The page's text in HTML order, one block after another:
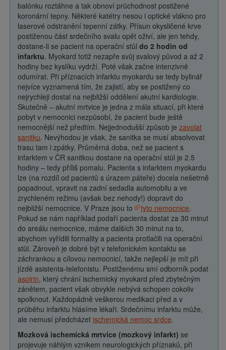
balónku roztáhne a tak obnoví průchodnost postižené
koronární tepny. Některé katétry nesou i optické vlákno pro
laserové odstranění tepenní zátky. Přísun okysličené krve
postiženou část srdečního svalu opět oživí, ale jen tehdy,
dostane-li se pacient na operační stůl do 2 hodin od
infarktu. Myokard totiž nezapře svůj svalový původ a až 2
hodiny bez kyslíku vydrží. Poté však začne intenzivně
odumírat. Při příznacích infarktu myokardu se tedy bylinář
nejvíce vyznamená tím, že zajistí, aby se postižený co
nejrychleji dostal na nejbližší oddělení akutní kardiologie.
Skutečně – akutní mrtvice je jedna z mála situací, při které
pobyt v nemocnici nezpůsobí, že pacient bude ještě
nemocnější než předtím. Nejjednodušší způsob je zavolat
sanitku. Nevýhodou je však, že sanitka se musí absolvovat
trasu tam i zpátky. Průměrná doba, než se pacient s
infarktem v ČR sanitkou dostane na operační stůl je 2.5
hodiny – tedy příliš pomalu. Pacienta s infarktem myokardu
lze (na rozdíl od pacientů s úrazem páteře) docela nešetrně
popadnout, vpravit na zadní sedadla automobilu a ve
zrychleném režimu (avšak bez nehody!) dopravit do
nejbližší nemocnice. V Praze jsou to
tyto nemocnice.
Pokud se nám například podaří pacienta dostat za 30 minut
do areálu nemocnice, máme dalších 30 minut na to,
abychom vyřídili formality a pacienta protlačili na operační
stůl. Zároveň je dobré být v telefonickém kontaktu se
záchrankou a cílovou nemocnicí, takže nejlepší je mít při
jízdě asistenta-telefonistu. Postiženému smí odborník podat
aspirin, který chrání ischemický myokard před zbytečným
zánětem, pacient však obvykle nebývá schopen cokoliv
spolknout. Každopádně veškerou medikaci před a v
průběhu infarktu hlásíme lékaři. Srdečnímu infarktu může,
ale nemusí předcházet ischemická nemoc srdce.
Mozková ischemická mrtvice (mozkový infarkt) se
projevuje náhlým vznikem neurologických příznaků, při